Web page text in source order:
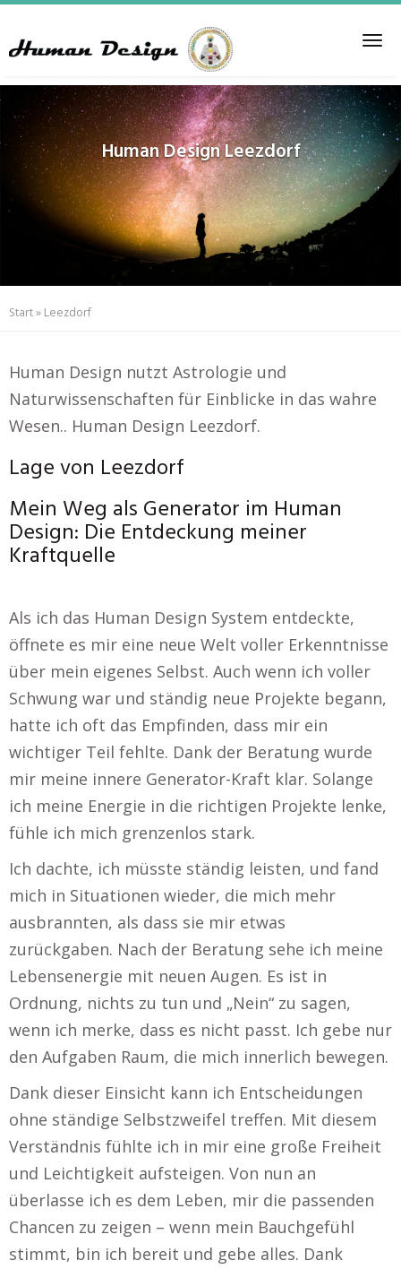
content
Human DesignLeezdorf
Start» Leezdorf
Human Design nutzt Astrologie und
Naturwissenschaften für Einblicke in das wahre
Wesen.. Human Design Leezdorf.
Lage von Leezdorf
Mein Weg als Generator im Human
Design: Die Entdeckung meiner
Kraftquelle
Als ich das Human Design System entdeckte,
öffnete es mir eine neue Welt voller Erkenntnisse
über mein eigenes Selbst. Auch wenn ich voller
Schwung war und ständig neue Projekte begann,
hatte ich oft das Empfinden, dass mir ein
wichtiger Teil fehlte. Dank der Beratung wurde
mir meine innere Generator-Kraft klar. Solange
ich meine Energie in die richtigen Projekte lenke,
fühle ich mich grenzenlos stark.
Ich dachte, ich müsste ständig leisten, und fand
mich in Situationen wieder, die mich mehr
ausbrannten, als dass sie mir etwas
zurückgaben. Nach der Beratung sehe ich meine
Lebensenergie mit neuen Augen. Es ist in
Ordnung, nichts zu tun und „Nein“ zu sagen,
wenn ich merke, dass es nicht passt. Ich gebe nur
den Aufgaben Raum, die mich innerlich bewegen.
Dank dieser Einsicht kann ich Entscheidungen
ohne ständige Selbstzweifel treffen. Mit diesem
Verständnis fühlte ich in mir eine große Freiheit
und Leichtigkeit aufsteigen. Von nun an
überlasse ich es dem Leben, mir die passenden
Chancen zu zeigen – wenn mein Bauchgefühl
stimmt, bin ich bereit und gebe alles. Dank